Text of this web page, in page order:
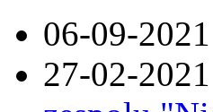
06-09-2021
27-02-2021